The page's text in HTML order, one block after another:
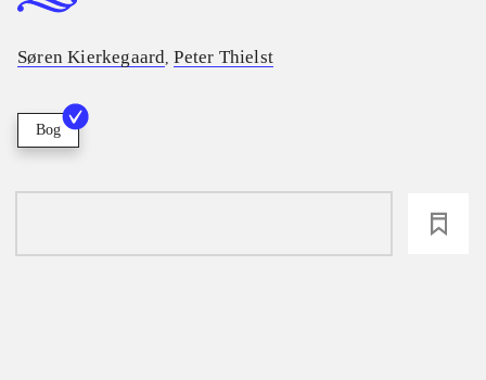
Søren Kierkegaard,Peter Thielst
Bog